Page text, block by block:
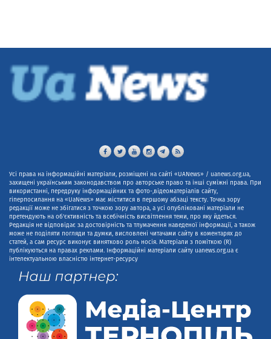
Усі права на інформаційні матеріали, розміщені на сайті «UANews» / uanews.org.ua,
захищені українським законодавством про авторське право та інші суміжні права. При
використанні, передруку інформаційних та фото-,відеоматеріалів сайту,
гіперпосилання на «UaNews» має міститися в першому абзаці тексту. Точка зору
редакції може не збігатися з точкою зору автора, а усі опубліковані матеріали не
претендують на об'єктивність та всебічність висвітлення теми, про яку йдеться.
Редакція не відповідає за достовірність та тлумачення наведеної інформації, а також
може не поділяти погляди та думки, висловлені читачами сайту в коментарях до
статей, а сам ресурс виконує винятково роль носія. Матеріали з поміткою (R)
публікуються на правах реклами. Інформаційні матеріали сайту uanews.org.ua є
інтелектуальною власністю інтернет-ресурсу